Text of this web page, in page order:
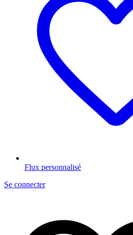
Flux personnalisé
Se connecter